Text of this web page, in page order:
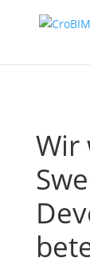
Wir